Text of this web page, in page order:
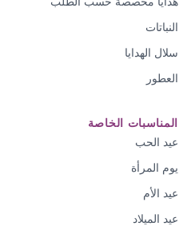
النباتات
سلال الهدايا
العطور
المناسبات الخاصة
عيد الحب
يوم المرأة
عيد الأم
عيد الميلاد